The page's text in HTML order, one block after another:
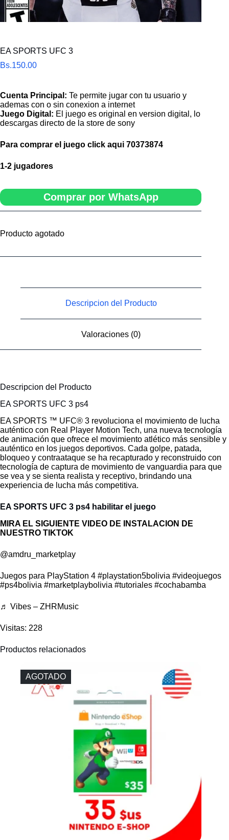
EA SPORTS UFC 3
Bs.150.00
Cuenta Principal: Te permite jugar con tu usuario y
ademas con o sin conexion a internet
Juego Digital: El juego es original en version digital, lo
descargas directo de la store de sony
Para comprar el juego click aqui 70373874
1-2 jugadores
Comprar por WhatsApp
Producto agotado
Descripcion del Producto
Valoraciones (0)
Descripcion del Producto
EA SPORTS UFC 3 ps4
EA SPORTS ™ UFC® 3 revoluciona el movimiento de lucha
auténtico con Real Player Motion Tech, una nueva tecnología
de animación que ofrece el movimiento atlético más sensible y
auténtico en los juegos deportivos. Cada golpe, patada,
bloqueo y contraataque se ha recapturado y reconstruido con
tecnología de captura de movimiento de vanguardia para que
se vea y se sienta realista y receptivo, brindando una
experiencia de lucha más competitiva.
EA SPORTS UFC 3 ps4 habilitar el juego
MIRA EL SIGUIENTE VIDEO DE INSTALACION DE
NUESTRO TIKTOK
@amdru_marketplay
Juegos para PlayStation 4 #playstation5bolivia #videojuegos
#ps4bolivia #marketplaybolivia #tutoriales #cochabamba
♬ Vibes – ZHRMusic
Visitas: 228
Productos relacionados
AGOTADO